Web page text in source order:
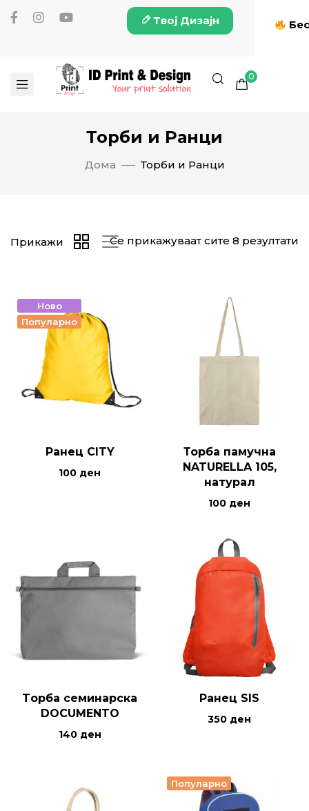
Твој Дизајн
0
Торби и Ранци
Дома Торби и Ранци
Се прикажуваат сите 8 резултати
Прикажи
Ново
Популарно
Ранец CITY
100 ден
Торба памучна
NATURELLA 105,
натурал
100 ден
Tорба семинарска
DOCUMENTO
140 ден
Ранец SIS
350 ден
Популарно